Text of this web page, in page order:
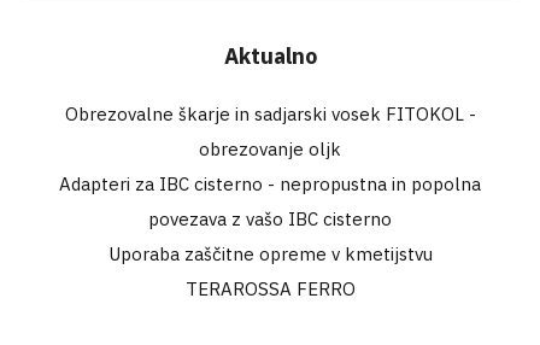
Aktualno
Obrezovalne škarje in sadjarski vosek FITOKOL -
obrezovanje oljk
Adapteri za IBC cisterno - nepropustna in popolna
povezava z vašo IBC cisterno
Uporaba zaščitne opreme v kmetijstvu
TERAROSSA FERRO